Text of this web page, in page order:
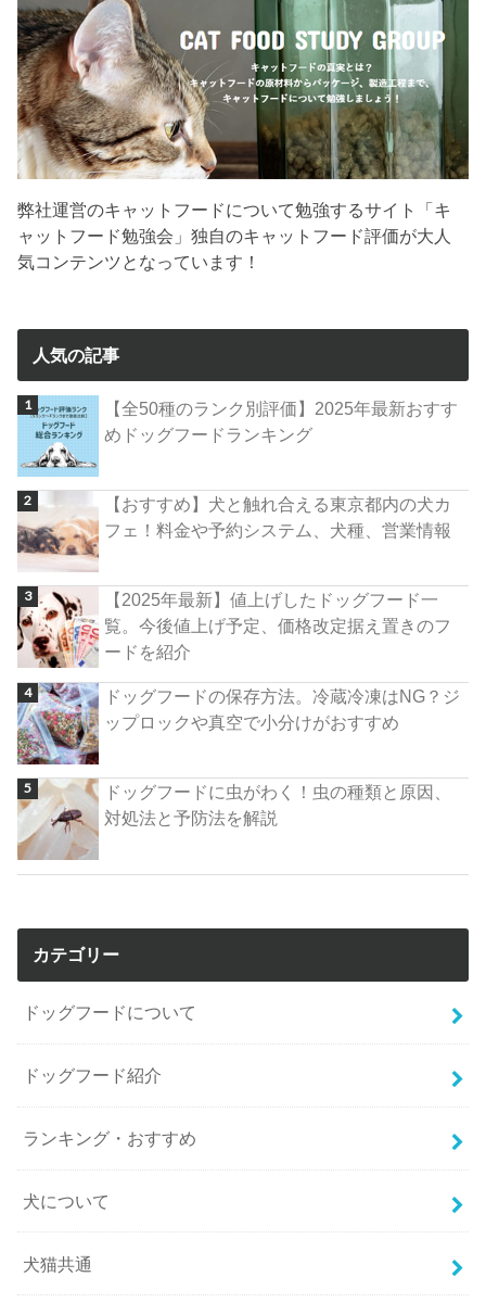
弊社運営のキャットフードについて勉強するサイト「キ
ャットフード勉強会」独自のキャットフード評価が大人
気コンテンツとなっています！
人気の記事
【全50種のランク別評価】2025年最新おすす
めドッグフードランキング
【おすすめ】犬と触れ合える東京都内の犬カ
フェ！料金や予約システム、犬種、営業情報
【2025年最新】値上げしたドッグフード一
覧。今後値上げ予定、価格改定据え置きのフ
ードを紹介
ドッグフードの保存方法。冷蔵冷凍はNG？ジ
ップロックや真空で小分けがおすすめ
ドッグフードに虫がわく！虫の種類と原因、
対処法と予防法を解説
カテゴリー
ドッグフードについて
ドッグフード紹介
ランキング・おすすめ
犬について
犬猫共通